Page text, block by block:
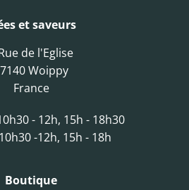
et saveurs
de l'Eglise
Woippy
France
- 12h, 15h - 18h30
-12h, 15h - 18h
Boutique